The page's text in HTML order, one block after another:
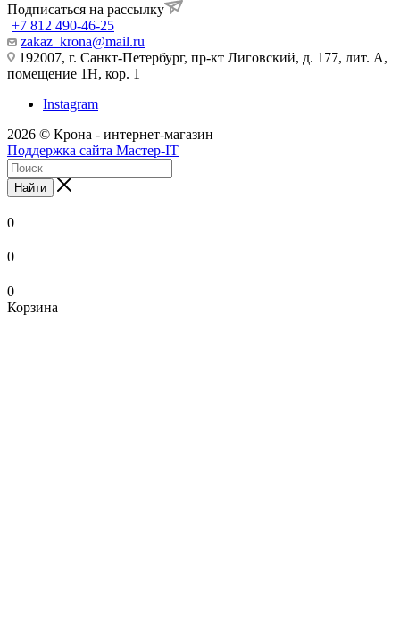
Подписаться на рассылку
+7 812 490-46-25
zakaz_krona@mail.ru
192007, г. Санкт-Петербург, пр-кт Лиговский, д. 177, лит. А,
помещение 1Н, кор. 1
Instagram
2026 © Крона - интернет-магазин
Поддержка сайта Мастер-IT
Найти
0
0
0
Корзина